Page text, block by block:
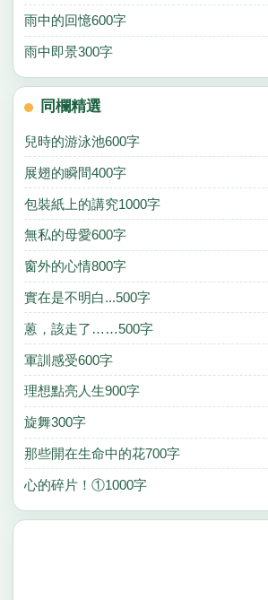
雨中的回憶600字
雨中即景300字
同欄精選
兒時的游泳池600字
展翅的瞬間400字
包裝紙上的講究1000字
無私的母愛600字
窗外的心情800字
實在是不明白...500字
蒽，該走了……500字
軍訓感受600字
理想點亮人生900字
旋舞300字
那些開在生命中的花700字
心的碎片！①1000字